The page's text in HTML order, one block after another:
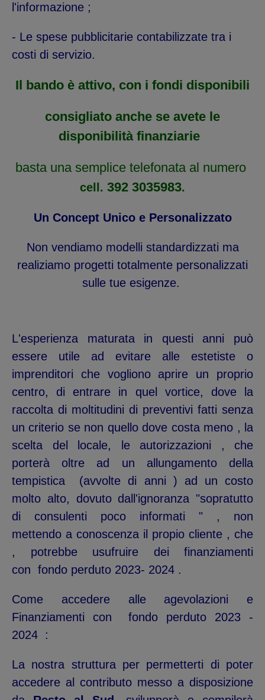
l'informazione ;
- Le spese pubblicitarie contabilizzate tra i
costi di servizio.
Il bando è attivo, con i fondi disponibili
consigliato anche se avete le
disponibilità finanziarie
basta una semplice telefonata al numero
cell. 392 3035983.
Un Concept Unico e Personalizzato
Non vendiamo modelli standardizzati ma
realiziamo progetti totalmente personalizzati
sulle tue esigenze.
L'esperienza maturata in questi anni può
essere utile ad evitare alle estetiste o
imprenditori che vogliono aprire un proprio
centro, di entrare in quel vortice, dove la
raccolta di moltitudini di preventivi fatti senza
un criterio se non quello dove costa meno , la
scelta del locale, le autorizzazioni , che
porterà oltre ad un allungamento della
tempistica (avvolte di anni ) ad un costo
molto alto, dovuto dall'ignoranza "sopratutto
di consulenti poco informati " , non
mettendo a conoscenza il propio cliente , che
, potrebbe usufruire dei finanziamenti
con fondo perduto 2023- 2024 .
Come accedere alle agevolazioni e
Finanziamenti con fondo perduto 2023 -
2024 :
La nostra struttura per permetterti di poter
accedere al contributo messo a disposizione